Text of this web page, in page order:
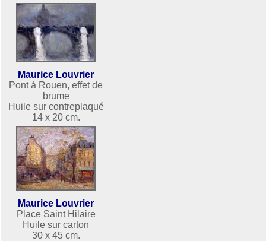
Maurice Louvrier
Pont à Rouen, effet de
brume
Huile sur contreplaqué
14 x 20 cm.
Maurice Louvrier
Place Saint Hilaire
Huile sur carton
30 x 45 cm.